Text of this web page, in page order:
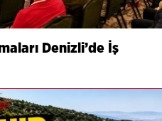
Denizli’de İş